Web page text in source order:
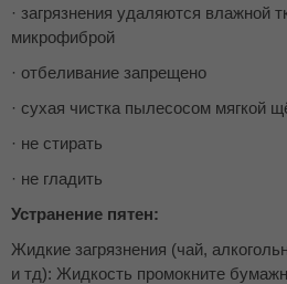
· загрязнения удаляются влажной
микрофиброй
· отбеливание запрещено
· сухая чистка пылесосом мягкой
· не стирать
· не гладить
Устранение пятен:
Жидкие загрязнения (чай,
и тд): Жидкость промокните